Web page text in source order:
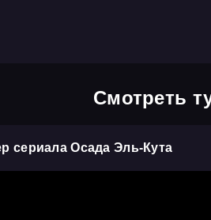
Смотреть
сериала Осада Эль-Кута